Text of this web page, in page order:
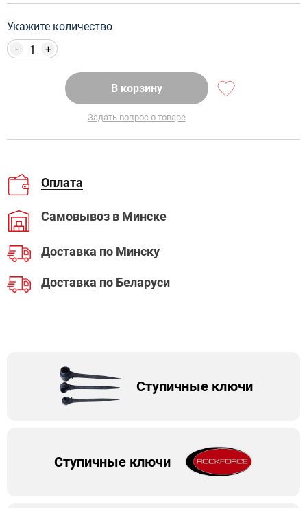
Укажите количество
+
-
В корзину
Задать вопрос о товаре
Оплата
Самовывоз в Минске
Доставка по Минску
Доставка по Беларуси
Ступичные ключи
Ступичные ключи